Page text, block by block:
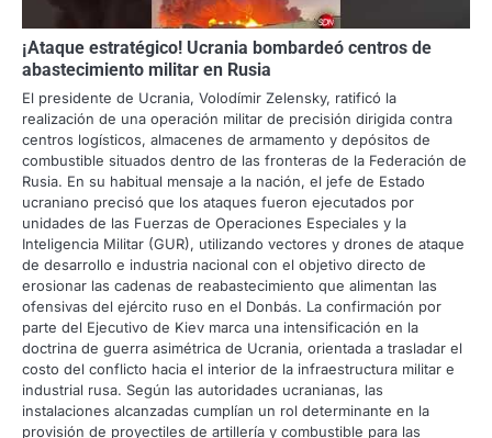
¡Ataque estratégico! Ucrania bombardeó centros de
abastecimiento militar en Rusia
El presidente de Ucrania, Volodímir Zelensky, ratificó la
realización de una operación militar de precisión dirigida contra
centros logísticos, almacenes de armamento y depósitos de
combustible situados dentro de las fronteras de la Federación de
Rusia. En su habitual mensaje a la nación, el jefe de Estado
ucraniano precisó que los ataques fueron ejecutados por
unidades de las Fuerzas de Operaciones Especiales y la
Inteligencia Militar (GUR), utilizando vectores y drones de ataque
de desarrollo e industria nacional con el objetivo directo de
erosionar las cadenas de reabastecimiento que alimentan las
ofensivas del ejército ruso en el Donbás. La confirmación por
parte del Ejecutivo de Kiev marca una intensificación en la
doctrina de guerra asimétrica de Ucrania, orientada a trasladar el
costo del conflicto hacia el interior de la infraestructura militar e
industrial rusa. Según las autoridades ucranianas, las
instalaciones alcanzadas cumplían un rol determinante en la
provisión de proyectiles de artillería y combustible para las